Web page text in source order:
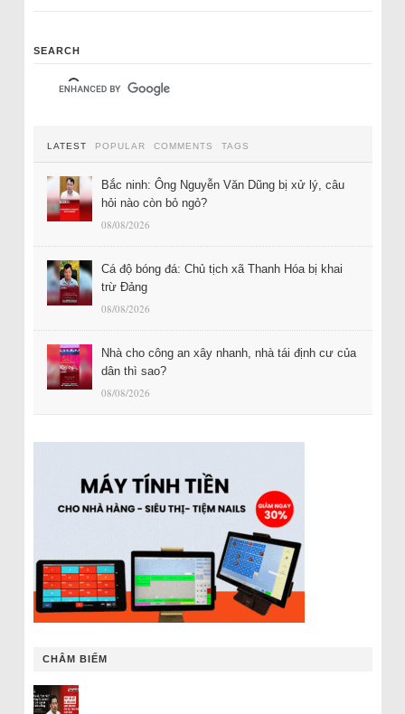
SEARCH
LATEST POPULAR COMMENTS TAGS
Bắc ninh: Ông Nguyễn Văn Dũng bị xử lý, câu
hỏi nào còn bỏ ngỏ?
08/08/2026
Cá độ bóng đá: Chủ tịch xã Thanh Hóa bị khai
trừ Đảng
08/08/2026
Nhà cho công an xây nhanh, nhà tái định cư của
dân thì sao?
08/08/2026
CHÂM BIẾM